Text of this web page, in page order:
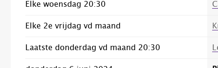
Elke woensdag 20:30
Elke 2e vrijdag vd maand
Laatste donderdag vd maand 20:30